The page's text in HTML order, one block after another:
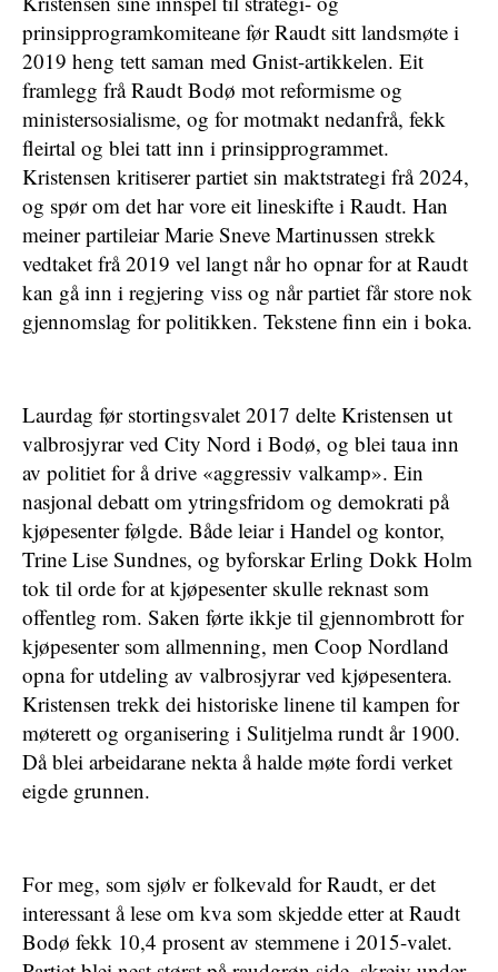
prinsipprogramkomiteane før Raudt sitt landsmøte i
2019 heng tett saman med Gnist-artikkelen. Eit
framlegg frå Raudt Bodø mot reformisme og
ministersosialisme, og for motmakt nedanfrå, fekk
fleirtal og blei tatt inn i prinsipprogrammet.
Kristensen kritiserer partiet sin maktstrategi frå 2024,
og spør om det har vore eit lineskifte i Raudt. Han
meiner partileiar Marie Sneve Martinussen strekk
vedtaket frå 2019 vel langt når ho opnar for at Raudt
kan gå inn i regjering viss og når partiet får store nok
gjennomslag for politikken. Tekstene finn ein i boka.
Laurdag før stortingsvalet 2017 delte Kristensen ut
valbrosjyrar ved City Nord i Bodø, og blei taua inn
av politiet for å drive «aggressiv valkamp». Ein
nasjonal debatt om ytringsfridom og demokrati på
kjøpesenter følgde. Både leiar i Handel og kontor,
Trine Lise Sundnes, og byforskar Erling Dokk Holm
tok til orde for at kjøpesenter skulle reknast som
offentleg rom. Saken førte ikkje til gjennombrott for
kjøpesenter som allmenning, men Coop Nordland
opna for utdeling av valbrosjyrar ved kjøpesentera.
Kristensen trekk dei historiske linene til kampen for
møterett og organisering i Sulitjelma rundt år 1900.
Då blei arbeidarane nekta å halde møte fordi verket
eigde grunnen.
For meg, som sjølv er folkevald for Raudt, er det
interessant å lese om kva som skjedde etter at Raudt
Bodø fekk 10,4 prosent av stemmene i 2015-valet.